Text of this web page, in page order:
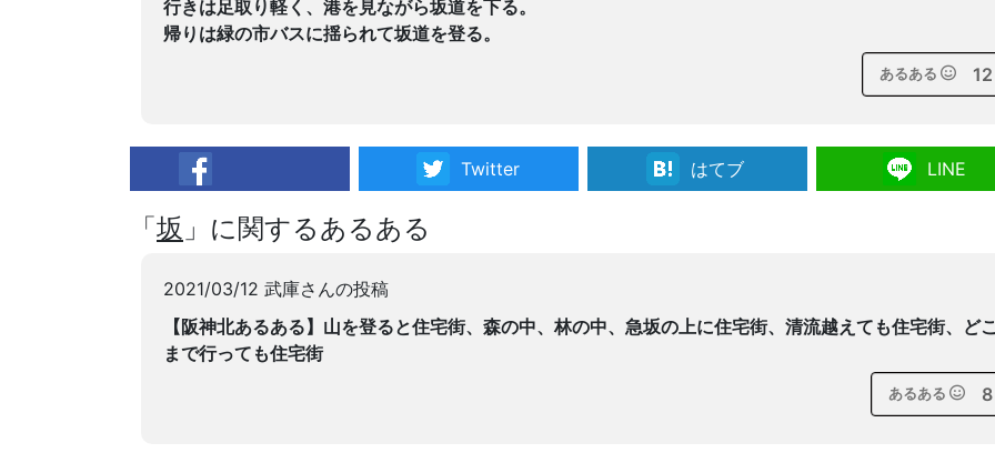
行きは足取り軽く、港を見ながら坂道を下る。
帰りは緑の市バスに揺られて坂道を登る。
あるある 12
Twitter はてブ LINE
「坂 」に関するあるある
2021/03/12 武庫さんの投稿
【阪神北あるある】山を登ると住宅街、森の中、林の中、急坂の上に住宅街、清流越えても住宅街、ど
まで行っても住宅街
あるある 8